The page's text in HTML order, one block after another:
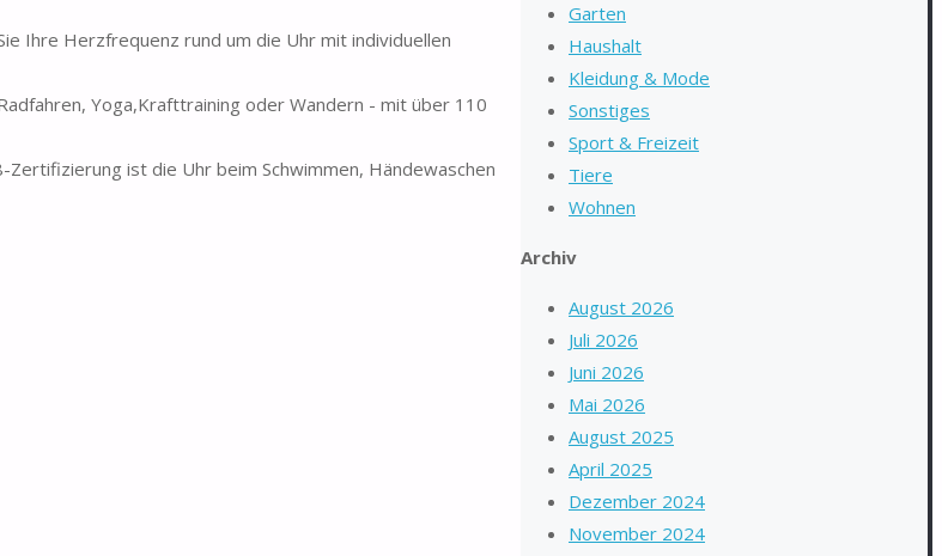
Ihre Herzfrequenz rund um die Uhr mit individuellen
Yoga,Krafttraining oder Wandern - mit über 110
ist die Uhr beim Schwimmen, Händewaschen
Garten
Haushalt
Kleidung & Mode
Sonstiges
Sport & Freizeit
Tiere
Wohnen
Archiv
August 2026
Juli 2026
Juni 2026
Mai 2026
August 2025
April 2025
Dezember 2024
November 2024